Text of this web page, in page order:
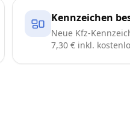
Kennzeichen
Neue Kfz-
7,30 € inkl.